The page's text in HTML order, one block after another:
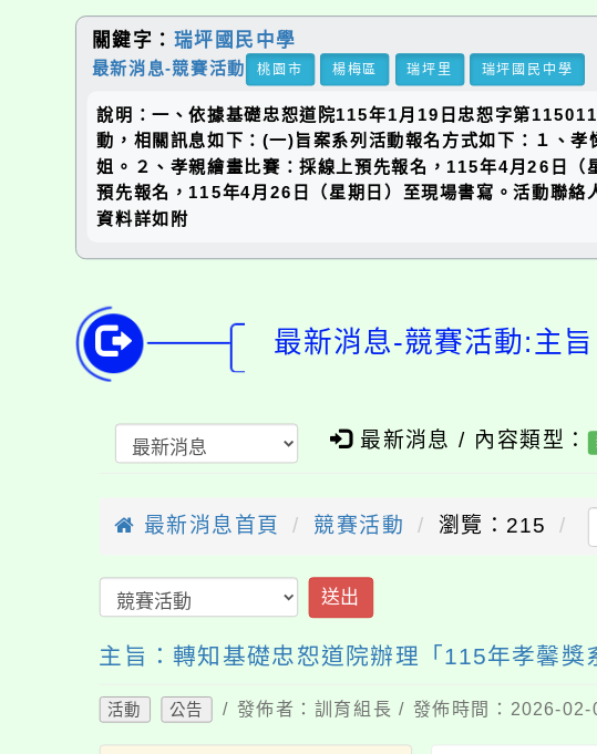
關鍵字： 瑞坪國民中學
最新消息-競賽活動 桃園市 楊梅區 瑞坪里 瑞坪國民中學
說明：一、依據基礎忠恕道院115年1月19日忠恕字第
動，相關訊息如下：(一)旨案系列活動報名方式如下：１、
姐。２、孝親繪畫比賽：採線上預先報名，115年4月26日
預先報名，115年4月26日（星期日）至現場書寫。活動聯
資料詳如附
最新消息-競賽活動:主
最新消息 / 內容類型：
最新消息首頁 競賽活動 瀏覽：215
送出
主旨：轉知基礎忠恕道院辦理「115年孝馨
活動 公告 / 發佈者：訓育組長 / 發佈時間：2026-